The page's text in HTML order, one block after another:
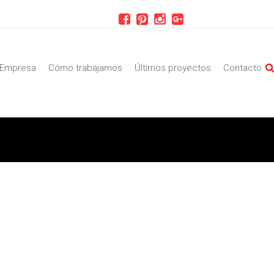
Empresa Cómo trabajamos Últimos proyectos Contacto